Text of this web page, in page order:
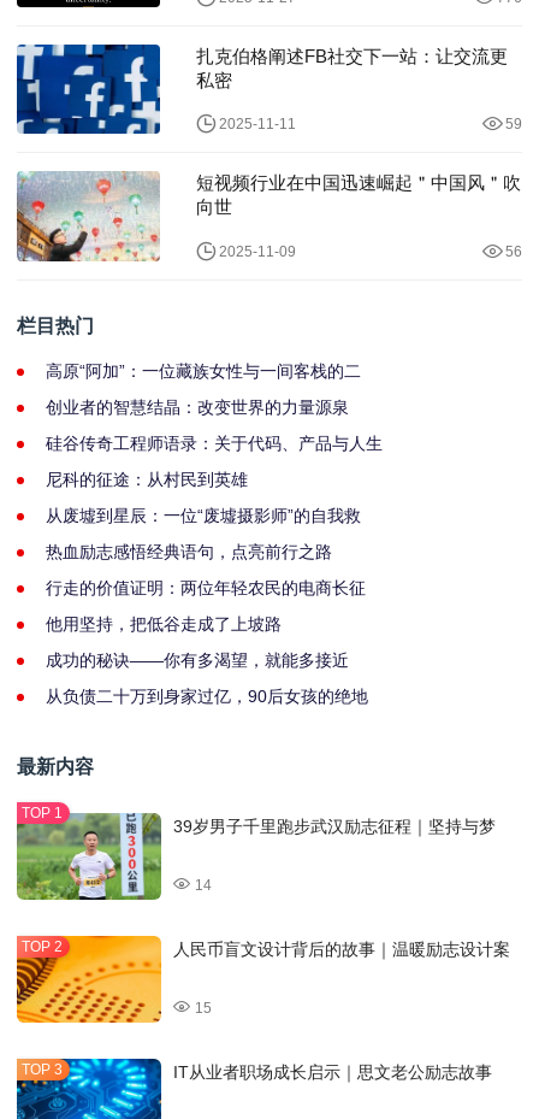
扎克伯格阐述FB社交下一站：让交流更
私密
2025-11-11 59
短视频行业在中国迅速崛起＂中国风＂吹
向世
2025-11-09 56
栏目热门
高原“阿加”：一位藏族女性与一间客栈的二
创业者的智慧结晶：改变世界的力量源泉
硅谷传奇工程师语录：关于代码、产品与人生
尼科的征途：从村民到英雄
从废墟到星辰：一位“废墟摄影师”的自我救
热血励志感悟经典语句，点亮前行之路
行走的价值证明：两位年轻农民的电商长征
他用坚持，把低谷走成了上坡路
成功的秘诀——你有多渴望，就能多接近
从负债二十万到身家过亿，90后女孩的绝地
最新内容
39岁男子千里跑步武汉励志征程｜坚持与梦
14
人民币盲文设计背后的故事｜温暖励志设计案
15
IT从业者职场成长启示｜思文老公励志故事